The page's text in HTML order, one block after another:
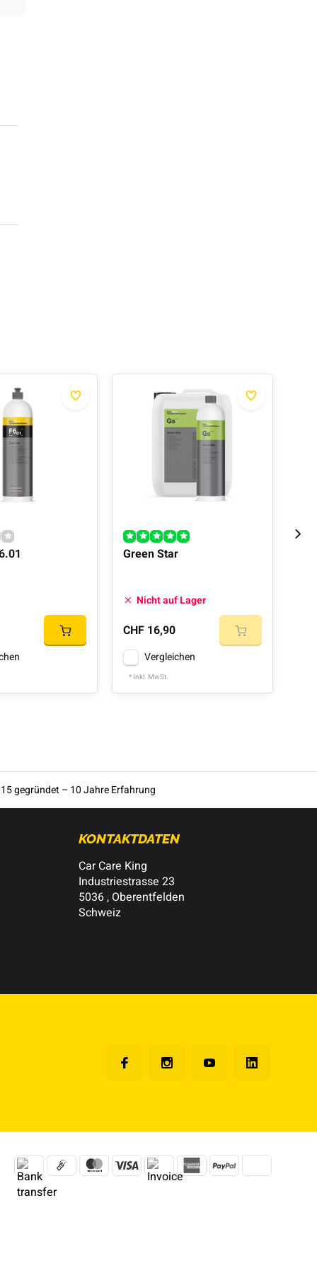
Green Star
Nicht auf Lager
CHF 16,90
Vergleichen
* Inkl. MwSt.
gegründet – 10 Jahre Erfahrung
KONTAKTDATEN
Car Care King
Industriestrasse 23
5036 , Oberentfelden
Schweiz